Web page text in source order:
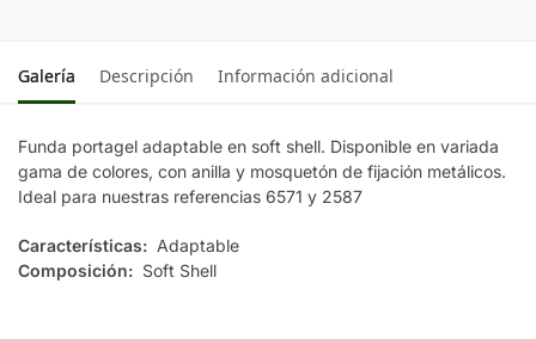
Galería Descripción Información adicional
Funda portagel adaptable en soft shell. Disponible en variada
gama de colores, con anilla y mosquetón de fijación metálicos.
Ideal para nuestras referencias 6571 y 2587
Características: Adaptable
Composición: Soft Shell